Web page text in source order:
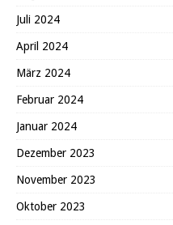
Juli 2024
April 2024
März 2024
Februar 2024
Januar 2024
Dezember 2023
November 2023
Oktober 2023